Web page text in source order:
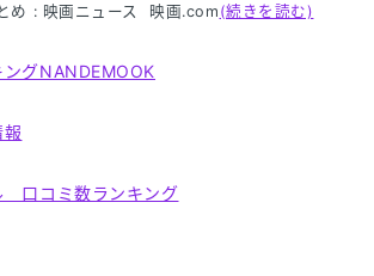
め : 映画ニュース 映画.com (続きを読む)
グNANDEMOOK
口コミ数ランキング